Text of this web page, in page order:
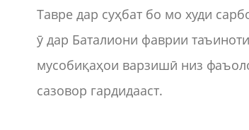
Тавре дар суҳбат бо мо худи
ӯ дар Баталиони фаврии
мусобиқаҳои варзишӣ низ
сазовор гардидааст.